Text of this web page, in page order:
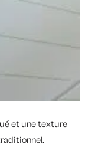
et une texture